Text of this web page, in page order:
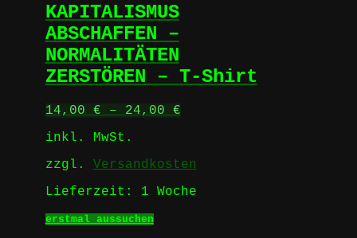
Optionen
können
auf
der
Produktseite
gewählt
KAPITALISMUS
ABSCHAFFEN –
NORMALITÄTEN
ZERSTÖREN – T-Shirt
14,00 € – 24,00 €
inkl. MwSt.
zzgl. Versandkosten
Lieferzeit: 1 Woche
erstmal aussuchenDieses